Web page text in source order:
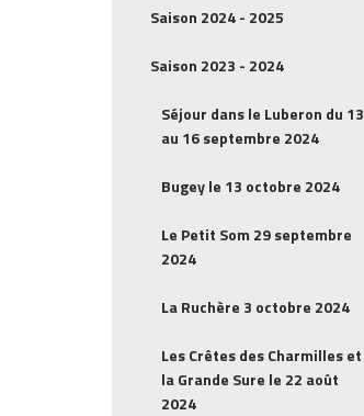
Saison 2024 - 2025
Saison 2023 - 2024
Séjour dans le Luberon du 13
au 16 septembre 2024
Bugey le 13 octobre 2024
Le Petit Som 29 septembre
2024
La Ruchère 3 octobre 2024
Les Crêtes des Charmilles et
la Grande Sure le 22 août
2024